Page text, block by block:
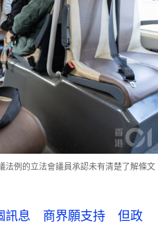
法例的立法會議員承認未有清楚了解條文
訊息 商界願支持 但政